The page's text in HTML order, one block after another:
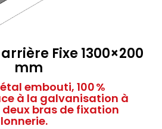
Fixe 1300×200
mm
embouti, 100 %
à la galvanisation à
bras de fixation